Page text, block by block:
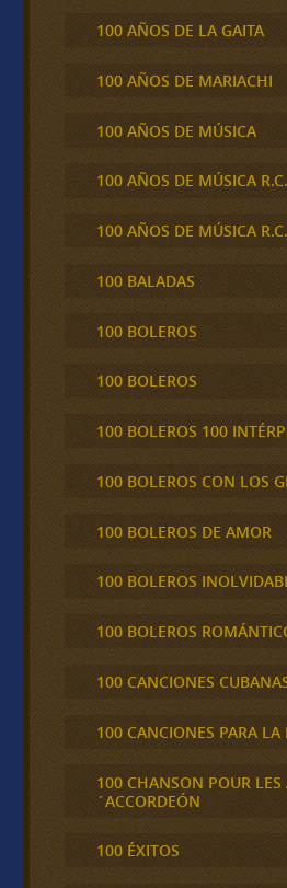
100 AÑOS DE LA GAITA
100 AÑOS DE MARIACHI
100 AÑOS DE MÚSICA
100 AÑOS DE MÚSICA
100 AÑOS DE MÚSICA
100 BALADAS
100 BOLEROS
100 BOLEROS
100 BOLEROS 100
100 BOLEROS CON LOS
100 BOLEROS DE AMOR
100 BOLEROS
100 BOLEROS
100 CANCIONES
100 CANCIONES PARA LA
100 CHANSON POUR LES
´ACCORDEÓN
100 ÉXITOS